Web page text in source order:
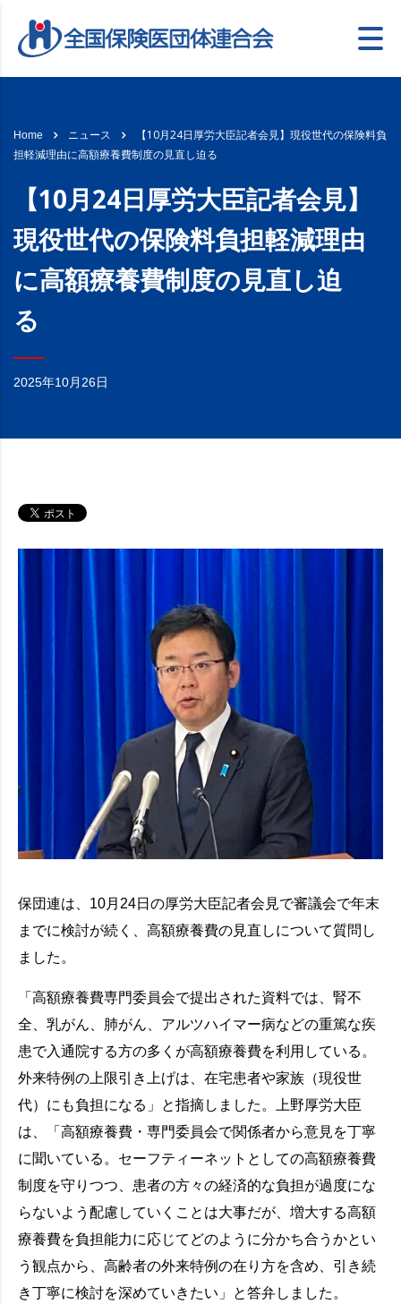
Home ニュース
【10月24日厚労大臣記者会見】現役世代の保険料負
担軽減理由に高額療養費制度の見直し迫る
【10月24日厚労大臣記者会見】
現役世代の保険料負担軽減理由
に高額療養費制度の見直し迫
る
2025年10月26日
保団連は、10月24日の厚労大臣記者会見で審議会で年末
までに検討が続く、高額療養費の見直しについて質問し
ました。
「高額療養費専門委員会で提出された資料では、腎不
全、乳がん、肺がん、アルツハイマー病などの重篤な疾
患で入通院する方の多くが高額療養費を利用している。
外来特例の上限引き上げは、在宅患者や家族（現役世
代）にも負担になる」と指摘しました。上野厚労大臣
は、「高額療養費・専門委員会で関係者から意見を丁寧
に聞いている。セーフティーネットとしての高額療養費
制度を守りつつ、患者の方々の経済的な負担が過度にな
らないよう配慮していくことは大事だが、増大する高額
療養費を負担能力に応じてどのように分かち合うかとい
う観点から、高齢者の外来特例の在り方を含め、引き続
き丁寧に検討を深めていきたい」と答弁しました。